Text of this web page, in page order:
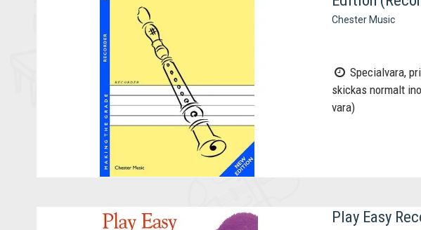
Chester Music
Specialvara,
skickas normalt
vara)
Play Easy